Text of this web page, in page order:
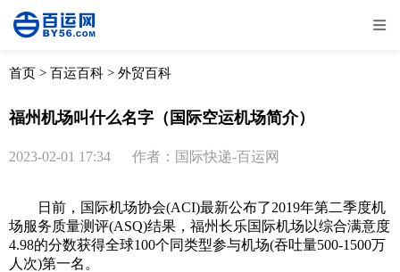
全部 物流资讯
取消 确定
首页 > 百运百科 > 外贸百科
福州机场叫什么名字（国际空运机场简介）
2023-02-01 17:34 作者：国际快递-百运网
日前，国际机场协会(ACI)最新公布了2019年第二季度机
场服务质量测评(ASQ)结果，福州长乐国际机场以综合满意度
4.98的分数获得全球100个同类型参与机场(吞吐量500-1500万
人次)第一名。